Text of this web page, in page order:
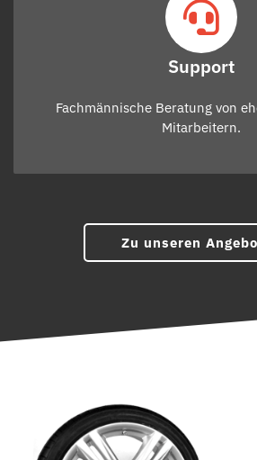
Support
Fachmännische Beratung von
Mitarbeitern.
Zu unseren